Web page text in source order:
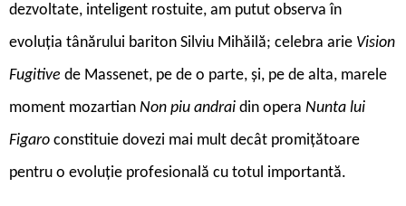
dezvoltate, inteligent rostuite, am putut observa în
evoluția tânărului bariton Silviu Mihăilă; celebra arie Vision
Fugitive de Massenet, pe de o parte, și, pe de alta, marele
moment mozartian Non piu andrai din opera Nunta lui
Figaro constituie dovezi mai mult decât promițătoare
pentru o evoluție profesională cu totul importantă.